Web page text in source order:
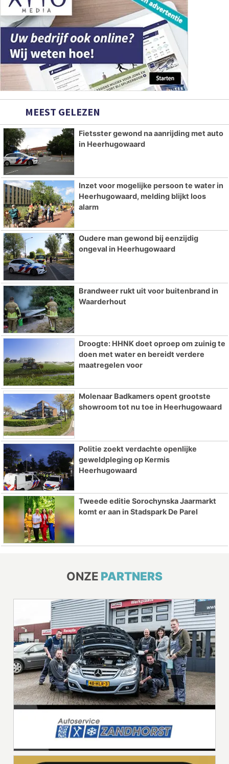
MEEST GELEZEN
Fietsster gewond na aanrijding met auto
in Heerhugowaard
Inzet voor mogelijke persoon te water in
Heerhugowaard, melding blijkt loos
alarm
Oudere man gewond bij eenzijdig
ongeval in Heerhugowaard
Brandweer rukt uit voor buitenbrand in
Waarderhout
Droogte: HHNK doet oproep om zuinig te
doen met water en bereidt verdere
maatregelen voor
Molenaar Badkamers opent grootste
showroom tot nu toe in Heerhugowaard
Politie zoekt verdachte openlijke
geweldpleging op Kermis
Heerhugowaard
Tweede editie Sorochynska Jaarmarkt
komt er aan in Stadspark De Parel
ONZE PARTNERS